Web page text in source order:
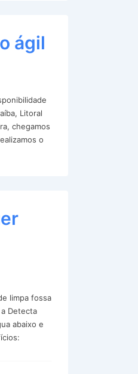
ágil
Litoral
chegamos
o
limpa fossa
Detecta
abaixo e